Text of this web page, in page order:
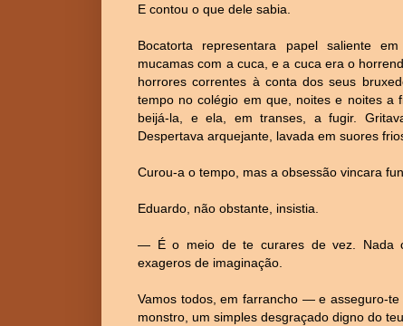
E contou o que dele sabia.
Bocatorta representara papel saliente
mucamas com a cuca, e a cuca era o
horrores correntes à conta dos seus
tempo no colégio em que, noites e noites a
beijá-la, e ela, em transes, a fugir.
Despertava arquejante, lavada em suores
Curou-a o tempo, mas a obsessão vincara
Eduardo, não obstante, insistia.
— É o meio de te curares de vez. Nada
exageros de imaginação.
Vamos todos, em farrancho — e asseguro-
monstro, um simples desgraçado digno do